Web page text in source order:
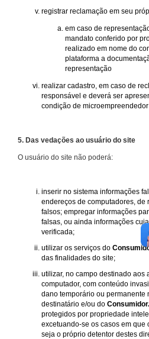
registrar reclamação em seu
em caso de
mandato conferido por
realizado em nome do
plataforma a
representação
realizar cadastro, em caso de
responsável e deverá ser
condição de
5. Das vedações ao usuário do site
O usuário do site não poderá:
inserir no sistema informações
endereços de computadores, de
falsos; empregar informações
falsas, ou ainda informações
verificada;
utilizar os serviços do
das finalidades do site;
utilizar, no campo destinado aos
computador, com conteúdo
dano temporário ou permanente
destinatário e/ou do
protegidos por propriedade
excetuando-se os casos em
seja o próprio detentor destes